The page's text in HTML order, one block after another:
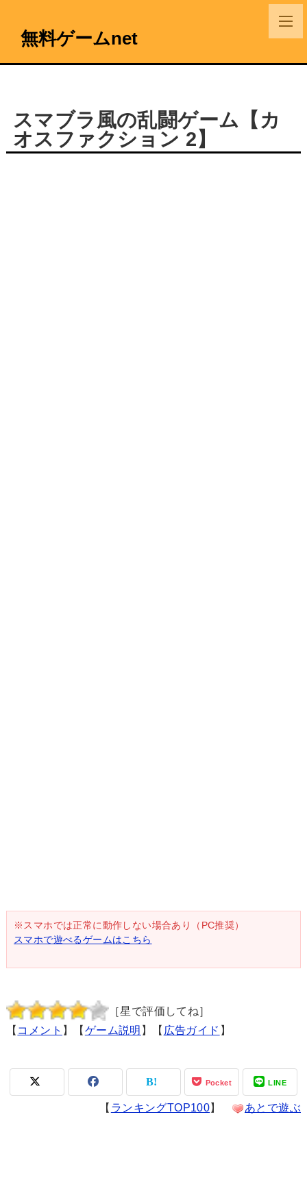
無料ゲームnet
スマブラ風の乱闘ゲーム【カ
オスファクション 2】
※スマホでは正常に動作しない場合あり（PC推奨）
スマホで遊べるゲームはこちら
［星で評価してね］
【 コメント 】【 ゲーム説明 】【 広告ガイド 】
Pocket LINE
【 ランキングTOP100】 あとで遊ぶ